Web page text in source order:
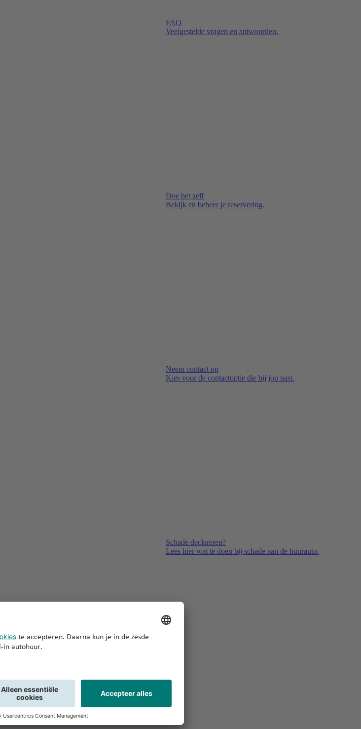
FAQ
Veelgestelde vragen en antwoorden.
Doe het zelf
Bekijk en beheer je reservering.
Neem contact op
Kies voor de contactoptie die bij jou past.
Schade declareren?
Lees hier wat te doen bij schade aan de huurauto.